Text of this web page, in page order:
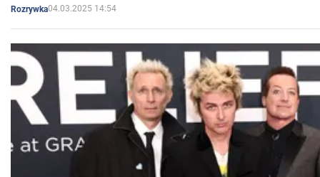
Rozrywka04.03.2025 14:54